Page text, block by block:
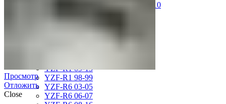
XVZ1300 Royal Star Venture 01-10
YZF-1000R Thunderace 96-01
YZF-R1 00-01
YZF-R1 02-03
YZF-R1 09-15
YZF-R1 98-99
YZF-R6 03-05
YZF-R6 06-07
Просмотр
Отложить
Close